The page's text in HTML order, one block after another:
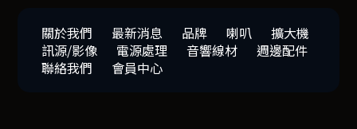
關於我們 最新消息 品牌 喇叭
擴大機
訊源/影像
電源處理 音響線材
週邊配件
聯絡我們
會員中心